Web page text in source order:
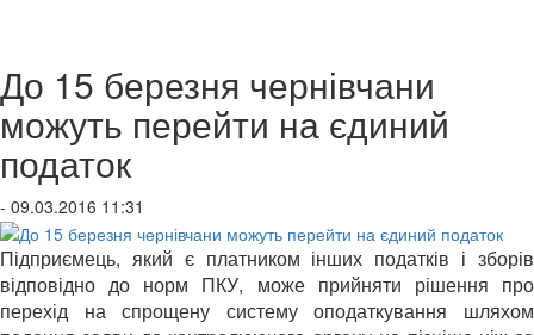
До 15 березня чернівчани
можуть перейти на єдиний
податок
- 09.03.2016 11:31
Підприємець, який є платником інших податків і зборів
відповідно до норм ПКУ, може прийняти рішення про
перехід на спрощену систему оподаткування шляхом